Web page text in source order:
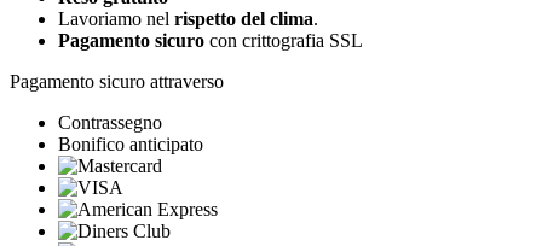
Lavoriamo nel rispetto del clima.
Pagamento sicuro con crittografia SSL
Pagamento sicuro attraverso
Contrassegno
Bonifico anticipato